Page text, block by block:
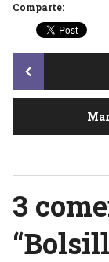
Comparte:
Post
3
“